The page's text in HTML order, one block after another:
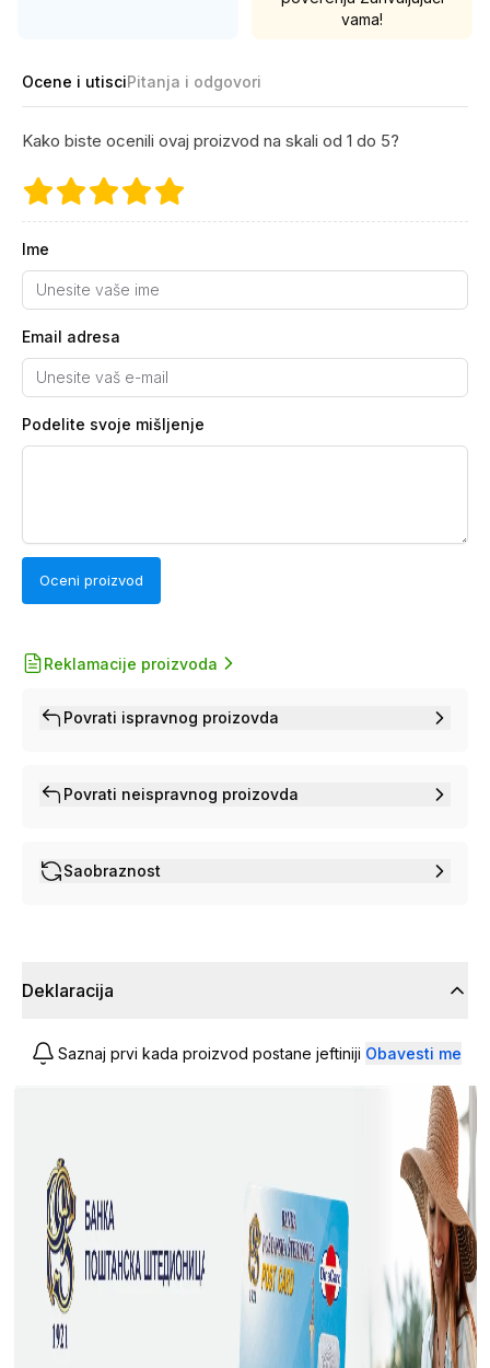
vama!
Ocene i utisciPitanja i odgovori
Kako biste ocenili ovaj proizvod na skali od 1 do 5?
Ime
Email adresa
Podelite svoje mišljenje
Oceni proizvod
Reklamacije proizvoda
Povrati ispravnog proizovda
Povrati neispravnog proizovda
Saobraznost
Deklaracija
Saznaj prvi kada proizvod postane jeftiniji Obavesti me